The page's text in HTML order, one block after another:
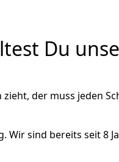
Du
der muss jeden
Wir sind bereits seit 8